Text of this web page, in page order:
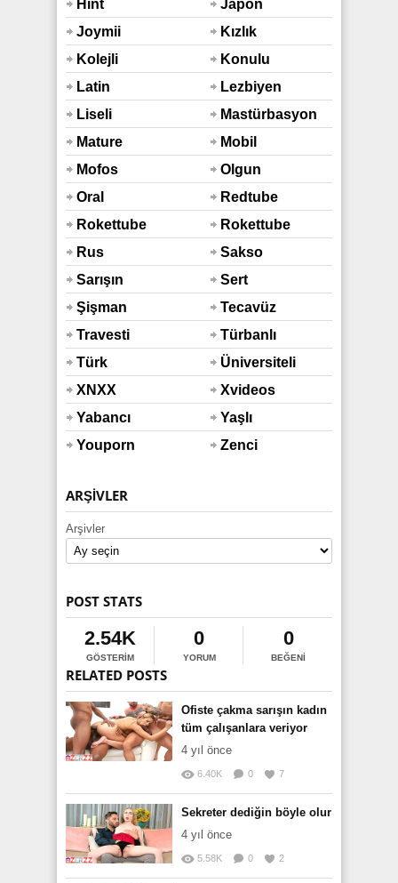
Hint
Sex
Japon
Joymii
Kızlık
Bozma
Kolejli
Konulu
Latin
Lezbiyen
Liseli
Mastürbasyon
Mature
Mobil
Mofos
Olgun
Oral
Redtube
Rokettube
Rokettube
Mobil
Rus
Sakso
Sarışın
Sert
Şişman
Tecavüz
Travesti
Türbanlı
Türk
Üniversiteli
XNXX
Xvideos
Yabancı
Yaşlı
Youporn
Zenci
ARŞIVLER
Arşivler
POST STATS
2.54K
GÖSTERIM
0
YORUM
0
BEĞENI
RELATED POSTS
Ofiste çakma sarışın kadın
tüm çalışanlara veriyor
4 yıl önce
6.40K 0 7
Sekreter dediğin böyle olur
4 yıl önce
5.58K 0 2